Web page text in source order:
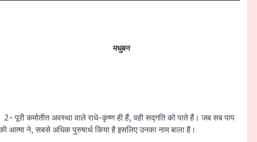
मधुबन
पूरी कर्मातीत अवस्था वाले राधे-कृष्ण ही हैं, वही सद्गति को पाते हैं। जब सब पाप
आत्मा ने, सबसे अधिक पुरुषार्थ किया है इसलिए उनका नाम बाला है।